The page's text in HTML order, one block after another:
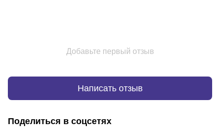
Добавьте первый отзыв
Написать отзыв
Поделиться в соцсетях